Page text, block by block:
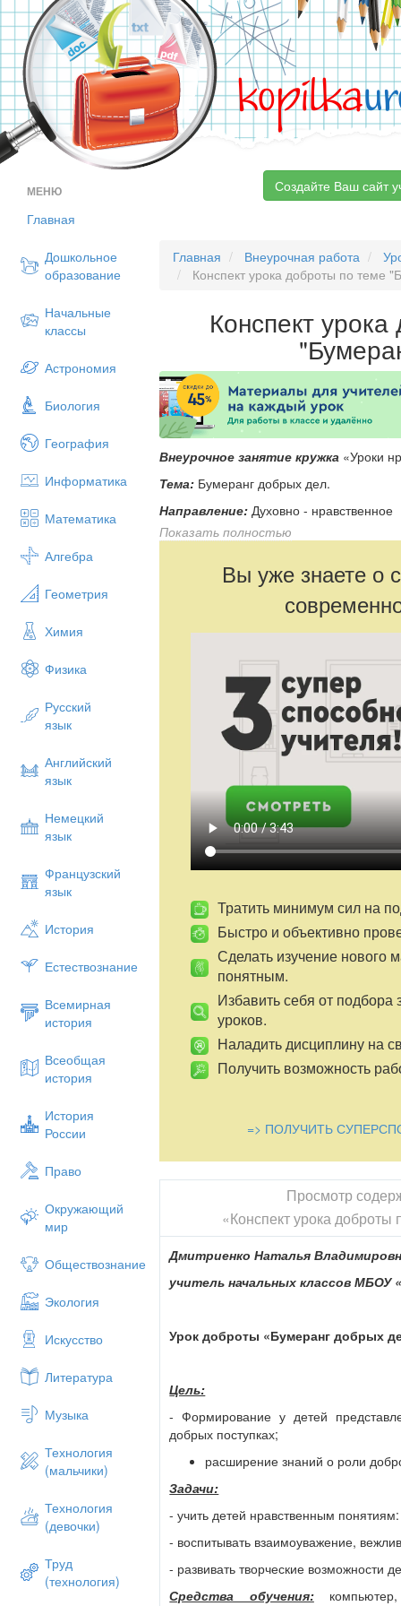
kopilka
МЕНЮ
Главная
Дошкольное
образование
Начальные
классы
Астрономия
Биология
География
Информатика
Математика
Алгебра
Геометрия
Химия
Физика
Русский
язык
Английский
язык
Немецкий
язык
Французский
язык
История
Естествознание
Всемирная
история
Всеобщая
история
История
России
Право
Окружающий
мир
Обществознание
Экология
Искусство
Литература
Музыка
Технология
(мальчики)
Технология
(девочки)
Труд
(технология)
Создайте Ваш сайт
Главная Внеурочная работа
Конспект урока доброты по теме
Конспект
Внеурочное занятие кружка «Уроки
Тема: Бумеранг добрых дел.
Направление: Духовно - нравственное
Цель:
- Формирование у детей
- расширение знаний о роли доброты
Задачи:
- учить детей нравственным
- воспитывать взаимоуважение,
- развивать творческие возможности
Средства обучения:компьютер,
интерактивная доска)
Материалы для детей:
(Мой добрый поступок), цветы
Конспект занятия
Орг. момент
На уроке доброты станем добрыми и
- Сегодня у нас необычный день!
гостей. Поприветствуйте их, пошлите
1. Сюрприз учеников (проверка
дела, стихи о доброте)
2.Мы размышляем (Работа по теме
3. Сюрприз учителя (фильм «Бумеранг
5. Мы – мудрецы (Работа с
6. Подарки, стихи
. Сюрприз учеников – проверка
«Ах, как нам добрые слова
Не раз мы в этом убедились сами,
А может не слова - дела важны?
Показать полностью
Вы уже знаете о
Тратить минимум сил на
Быстро и объективно
Сделать изучение нового
понятным.
Избавить себя от подбора
уроков.
Наладить дисциплину на
Получить возможность
=> ПОЛУЧИТЬ
Просмотр
«Конспект урока
Дмитриенко Наталья
учитель начальных классов
Урок доброты «Бумеранг добрых
Цель:
- Формирование у детей
добрых поступках;
расширение знаний о роли
Задачи:
- учить детей нравственным
- воспитывать взаимоуважение,
- развивать творческие возможности
Средства обучения: